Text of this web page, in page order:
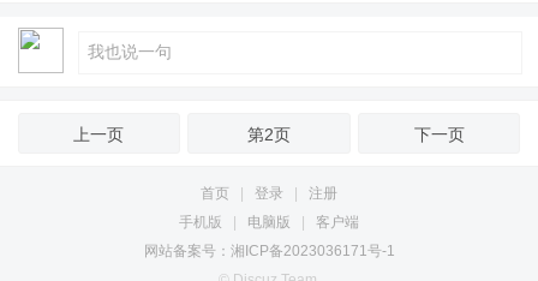
上一页 第2页 下一页
首页 登录
注册
手机版
电脑版
客户端
网站备案号：湘ICP备2023036171号-1